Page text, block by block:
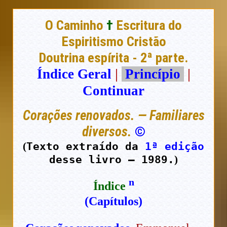
O Caminho † Escritura do
Espiritismo Cristão
Doutrina espírita - 2ª parte.
Índice Geral | Princípio |
Continuar
Corações renovados. — Familiares
diversos. ©
(Texto extraído da 1ª edição
desse livro — 1989. )
Índice n
(Capítulos)